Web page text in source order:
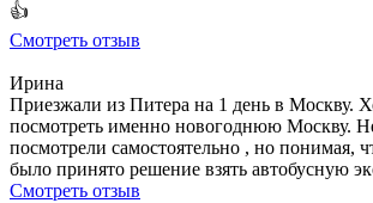
👍
Смотреть отзыв
Ирина
Приезжали из Питера на 1 день в Москву.
посмотреть именно новогоднюю Москву.
посмотрели самостоятельно , но понимая,
было принято решение взять автобусную
Смотреть отзыв